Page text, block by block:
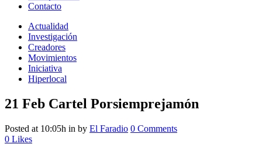
Contacto
Actualidad
Investigación
Creadores
Movimientos
Iniciativa
Hiperlocal
21 Feb Cartel Porsiemprejamón
Posted at 10:05h in by El Faradio 0 Comments
0 Likes